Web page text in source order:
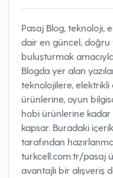
Pasaj Blog, teknoloji,
dair en güncel, doğru
buluşturmak
Blogda yer alan
teknolojilere, elektrikli
ürünlerine, oyun
hobi ürünlerine
kapsar. Buradaki
tarafından
turkcell.com.tr/pasaj
avantajlı bir alışveriş